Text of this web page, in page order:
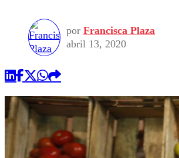
Seleccion Chilena
Torneo Internacional
Economía
Internacional
Publicaciones en medios
Opinión
por Francisca Plaza
abril 13, 2020